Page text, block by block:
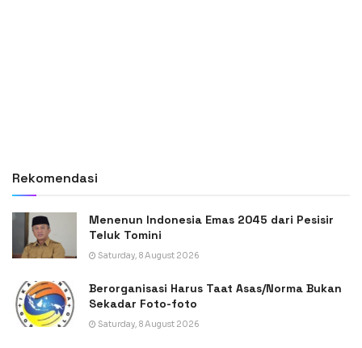
Rekomendasi
Menenun Indonesia Emas 2045 dari Pesisir
Teluk Tomini
Saturday, 8 August 2026
Berorganisasi Harus Taat Asas/Norma Bukan
Sekadar Foto-foto
Saturday, 8 August 2026